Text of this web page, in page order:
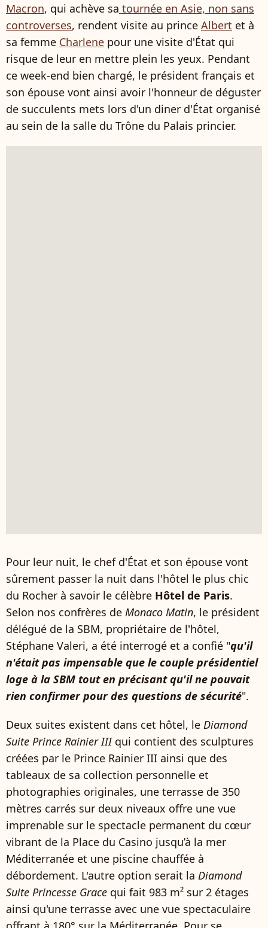
Macron, qui achève sa tournée en Asie, non sans
controverses, rendent visite au prince Albert et à
sa femme Charlene pour une visite d'État qui
risque de leur en mettre plein les yeux. Pendant
ce week-end bien chargé, le président français et
son épouse vont ainsi avoir l'honneur de déguster
de succulents mets lors d'un diner d'État organisé
au sein de la salle du Trône du Palais princier.
Pour leur nuit, le chef d'État et son épouse vont
sûrement passer la nuit dans l'hôtel le plus chic
du Rocher à savoir le célèbre Hôtel de Paris.
Selon nos confrères de Monaco Matin, le président
délégué de la SBM, propriétaire de l'hôtel,
Stéphane Valeri, a été interrogé et a confié "qu'il
n'était pas impensable que le couple présidentiel
loge à la SBM tout en précisant qu'il ne pouvait
rien confirmer pour des questions de sécurité".
Deux suites existent dans cet hôtel, le Diamond
Suite Prince Rainier IIIqui contient des sculptures
créées par le Prince Rainier III ainsi que des
tableaux de sa collection personnelle et
photographies originales, une terrasse de 350
mètres carrés sur deux niveaux offre une vue
imprenable sur le spectacle permanent du cœur
vibrant de la Place du Casino jusqu’à la mer
Méditerranée et une piscine chauffée à
débordement. L'autre option serait la Diamond
Suite Princesse Grace qui fait 983 m² sur 2 étages
ainsi qu'une terrasse avec une vue spectaculaire